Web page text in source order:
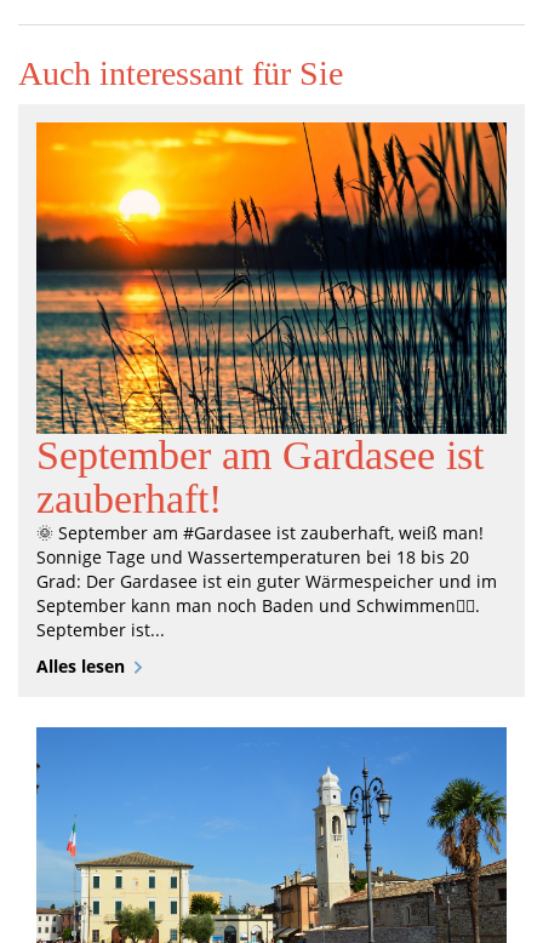
Auch interessant für Sie
September am Gardasee ist
zauberhaft!
🌞 September am #Gardasee ist zauberhaft, weiß man!
Sonnige Tage und Wassertemperaturen bei 18 bis 20
Grad: Der Gardasee ist ein guter Wärmespeicher und im
September kann man noch Baden und Schwimmen🏊‍♀️.
September ist...
Alles lesen